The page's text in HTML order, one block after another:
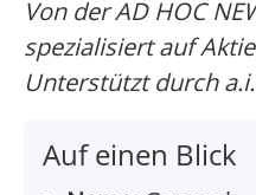
Von der AD HOC
spezialisiert auf
Unterstützt durch
Auf einen Blick